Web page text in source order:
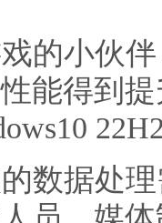
小伙伴
能得到
据处理